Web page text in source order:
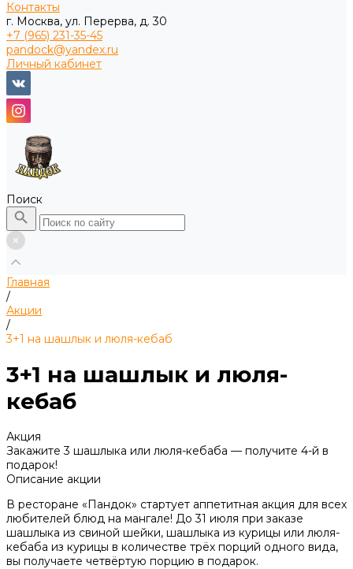
Контакты
г. Москва, ул. Перерва, д. 30
+7 (965) 231-35-45
pandock@yandex.ru
Личный кабинет
Поиск
Главная
/
Акции
/
3+1 на шашлык и люля-кебаб
3+1 на шашлык и люля-
кебаб
Акция
Закажите 3 шашлыка или люля-кебаба — получите 4-й в
подарок!
Описание акции
В ресторане «Пандок» стартует аппетитная акция для всех
любителей блюд на мангале! До 31 июля при заказе
шашлыка из свиной шейки, шашлыка из курицы или люля-
кебаба из курицы в количестве трёх порций одного вида,
вы получаете четвёртую порцию в подарок.